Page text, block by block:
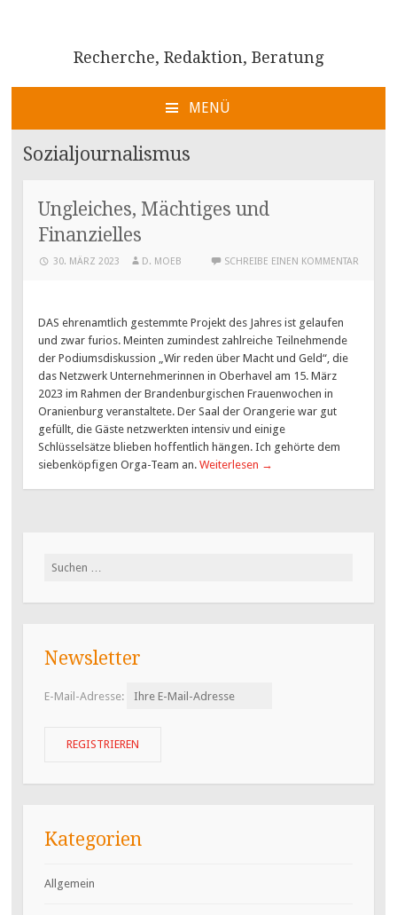
Recherche, Redaktion, Beratung
MENÜ
ZUM
INHALT
SPRINGEN
Sozialjournalismus
Ungleiches, Mächtiges und
Finanzielles
30. MÄRZ 2023 D. MOEB SCHREIBE EINEN KOMMENTAR
DAS ehrenamtlich gestemmte Projekt des Jahres ist gelaufen
und zwar furios. Meinten zumindest zahlreiche Teilnehmende
der Podiumsdiskussion „Wir reden über Macht und Geld“, die
das Netzwerk Unternehmerinnen in Oberhavel am 15. März
2023 im Rahmen der Brandenburgischen Frauenwochen in
Oranienburg veranstaltete. Der Saal der Orangerie war gut
gefüllt, die Gäste netzwerkten intensiv und einige
Schlüsselsätze blieben hoffentlich hängen. Ich gehörte dem
siebenköpfigen Orga-Team an.Weiterlesen →
Suchen
Newsletter
E-Mail-Adresse:
Kategorien
Allgemein